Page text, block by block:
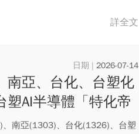
詳全文
2026-07-14
南亞、台化、台塑化
塑AI半導體「特化帝
南亞(1303)、台化(1326)、台塑